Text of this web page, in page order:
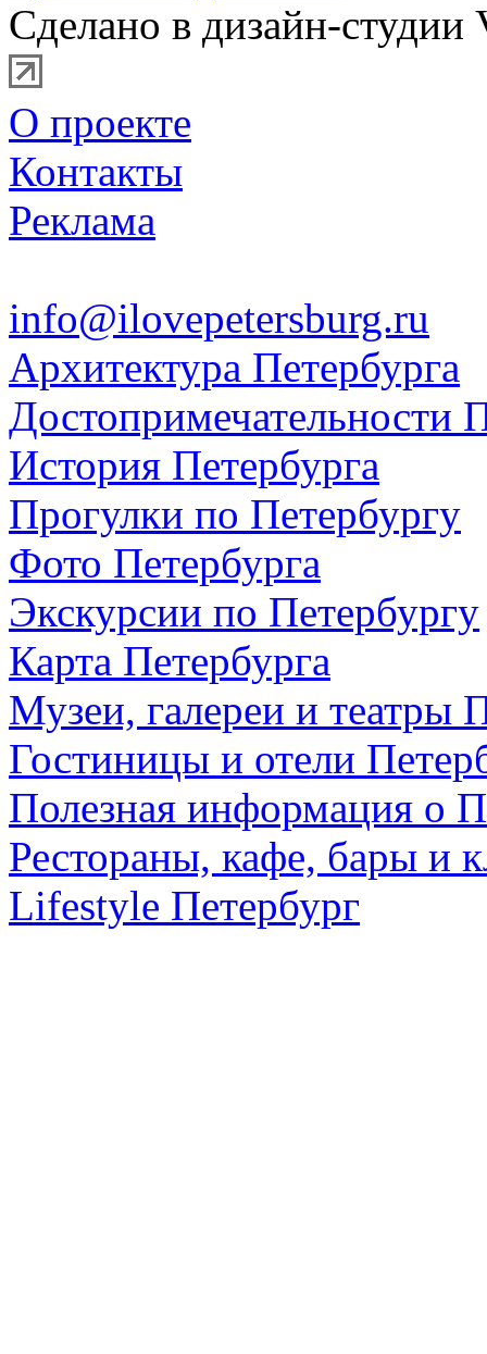
Сделано в дизайн-студии
О проекте
Контакты
Реклама
info@ilovepetersburg.ru
Архитектура Петербурга
Достопримечательности
История Петербурга
Прогулки по Петербургу
Фото Петербурга
Экскурсии по Петербургу
Карта Петербурга
Музеи, галереи и театры
Гостиницы и отели
Полезная информация о
Рестораны, кафе, бары и
Lifestyle Петербург